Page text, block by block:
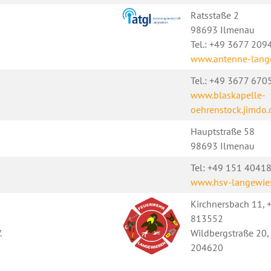
Ratsstaße 2
98693 Ilmenau
Tel.: +49 3677
www.antenne-
Tel.: +49 3677
www.blaskapelle-
Hauptstraße 58
98693 Ilmenau
Tel: +49 151
www.hsv-
Kirchnersbach 11,
813552
Wildbergstraße
204620